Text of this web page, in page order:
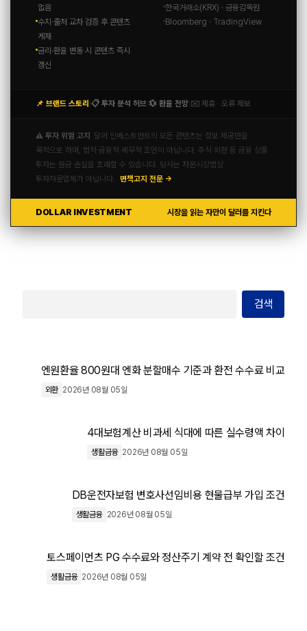
없음
수치·출처 교차 검증 후 콘텐츠
게재
금리·환율 변동 시 콘텐츠 즉시
갱신
한국거래소(KRX) · 금융감독원
Bloomberg · TradingView
📌 브랜드 스토리 📋 투자 분석 허브 💱 환율 전망 ✉️ 제휴 · 오류 제보
⚠️ 투자 위험 고지
달러 인베스트먼트의 모든 콘텐츠는 정보 제공만을
목적으로 하며, 법적·금융적·세무적 조언이 아닙니다. 주식·외환 등 금융 상품
투자는 원금 손실을 초래할 수 있습니다. 당사는 자본시장법상
투자자문업체가 아닙니다. 면책고지 전문 →
DOLLAR INVESTMENT 시장을 읽는 자만이 달러를 지킨다
검색
엔원환율 800원대 엔화 분할매수 기준과 환전 수수료 비교
외환 2026년 08월 05일
4대보험계산 비과세 식대에 따른 실수령액 차이
생활금융 2026년 08월 05일
DB운전자보험 변호사선임비용 현물급부 가입 조건
생활금융 2026년 08월 05일
토스페이먼츠 PG 수수료와 정산주기 계약 전 확인할 조건
생활금융 2026년 08월 05일